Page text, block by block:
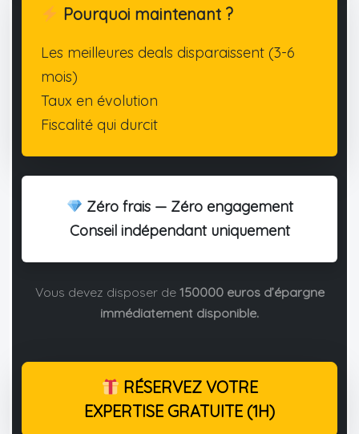
Pourquoi maintenant ?
Les meilleures deals disparaissent (3-6
mois)
Taux en évolution
Fiscalité qui durcit
Zéro frais — Zéro engagement
Conseil indépendant uniquement
Vous devez disposer de 150000 euros d’épargne
immédiatement disponible.
RÉSERVEZ VOTRE
EXPERTISE GRATUITE (1H)